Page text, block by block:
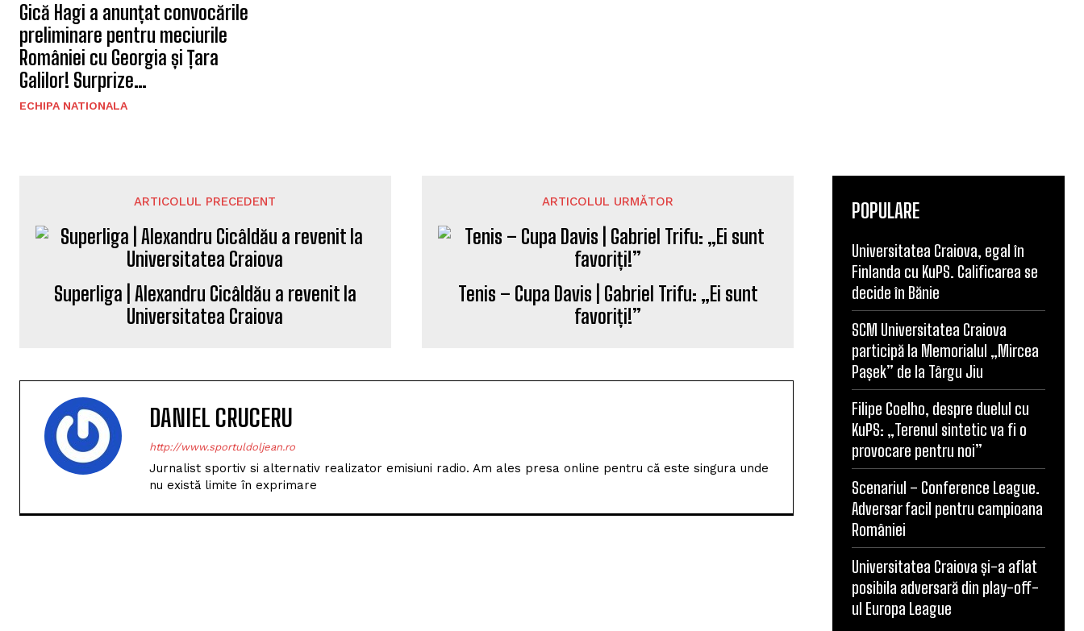
Gică Hagi a anunțat convocările
preliminare pentru meciurile
României cu Georgia și Țara
Galilor! Surprize…
ECHIPA NATIONALA
ARTICOLUL PRECEDENT
Superliga | Alexandru Cicâldău a revenit la
Universitatea Craiova
ARTICOLUL URMĂTOR
Tenis – Cupa Davis | Gabriel Trifu: „Ei sunt
favoriți!”
DANIEL CRUCERU
http://www.sportuldoljean.ro
Jurnalist sportiv si alternativ realizator emisiuni radio. Am ales presa online pentru că este singura unde
nu există limite în exprimare
POPULARE
Universitatea Craiova, egal în
Finlanda cu KuPS. Calificarea se
decide în Bănie
SCM Universitatea Craiova
participă la Memorialul „Mircea
Pașek” de la Târgu Jiu
Filipe Coelho, despre duelul cu
KuPS: „Terenul sintetic va fi o
provocare pentru noi”
Scenariul – Conference League.
Adversar facil pentru campioana
României
Universitatea Craiova și-a aflat
posibila adversară din play-off-
ul Europa League